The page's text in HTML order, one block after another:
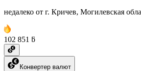
недалеко от г. Кричев, Могилевская
102 851 ƃ
Конвертер валют